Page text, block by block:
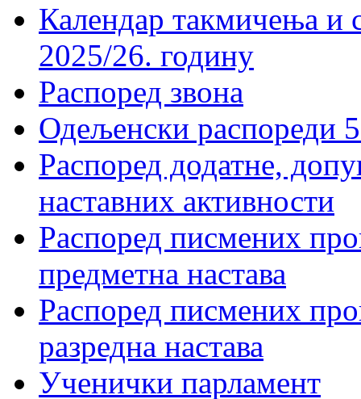
Календар такмичења
2025/26. годину
Распоред звона
Одељенски распореди
Распоред додатне,
наставних активности
Распоред писмених
предметна настава
Распоред писмених
разредна настава
Ученички парламент